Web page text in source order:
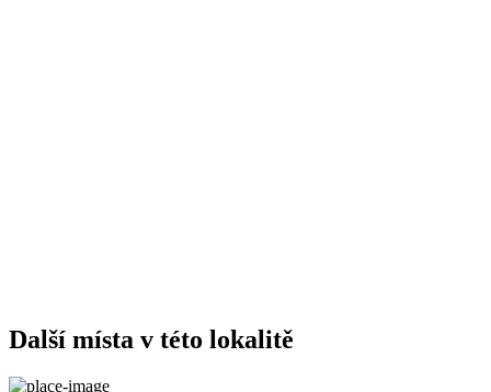
Další místa v této lokalitě